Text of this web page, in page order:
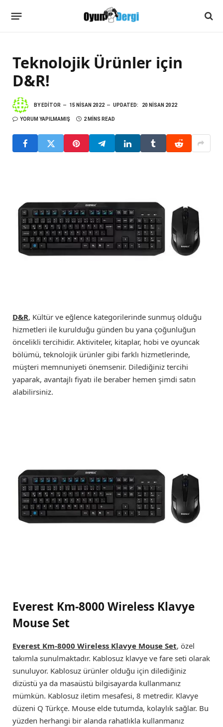
Teknolojik Ürünler için
D&R!
BY EDITOR 15 NISAN 2022 UPDATED: 20 NISAN 2022
YORUM YAPILMAMIŞ 2 MINS READ
D&R, Kültür ve eğlence kategorilerinde sunmuş olduğu
hizmetleri ile kurulduğu günden bu yana çoğunluğun
öncelikli tercihidir. Aktiviteler, kitaplar, hobi ve oyuncak
bölümü, teknolojik ürünler gibi farklı hizmetlerinde,
müşteri memnuniyeti önemsenir. Dilediğiniz tercihi
yaparak, avantajlı fiyatı ile beraber hemen şimdi satın
alabilirsiniz.
Everest Km-8000 Wireless Klavye
Mouse Set
Everest Km-8000 Wireless Klavye Mouse Set, özel
takımla sunulmaktadır. Kablosuz klavye ve fare seti olarak
sunuluyor. Kablosuz ürünler olduğu için dilediğiniz
dizüstü ya da masaüstü bilgisayarda kullanmanız
mümkün. Kablosuz iletim mesafesi, 8 metredir. Klavye
düzeni Q Türkçe. Mouse elde tutumda, kolaylık sağlar. Bu
yüzden herhangi bir alanda rahatlıkla kullanmanız